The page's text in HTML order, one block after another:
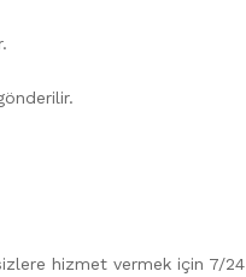
hizmet vermek için 7/24